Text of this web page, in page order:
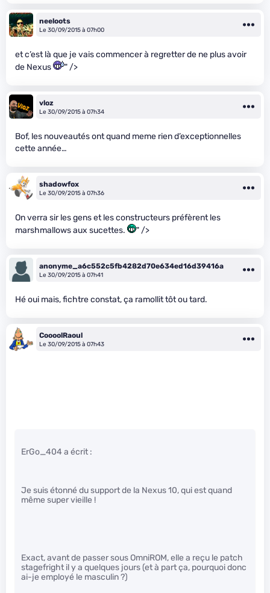
neeloots
Le 30/09/2015 à 07h00
et c’est là que je vais commencer à regretter de ne plus avoir
de Nexus
" />
vloz
Le 30/09/2015 à 07h34
Bof, les nouveautés ont quand meme rien d’exceptionnelles
cette année…
shadowfox
Le 30/09/2015 à 07h36
On verra sir les gens et les constructeurs préfèrent les
marshmallows aux sucettes.
" />
anonyme_a6c552c5fb4282d70e634ed16d39416a
Le 30/09/2015 à 07h41
Hé oui mais, fichtre constat, ça ramollit tôt ou tard.
CoooolRaoul
Le 30/09/2015 à 07h43
ErGo_404 a écrit :
Je suis étonné du support de la Nexus 10, qui est quand
même super vieille !
Exact, avant de passer sous OmniROM, elle a reçu le patch
stagefright il y a quelques jours (et à part ça, pourquoi donc
ai-je employé le masculin ?)